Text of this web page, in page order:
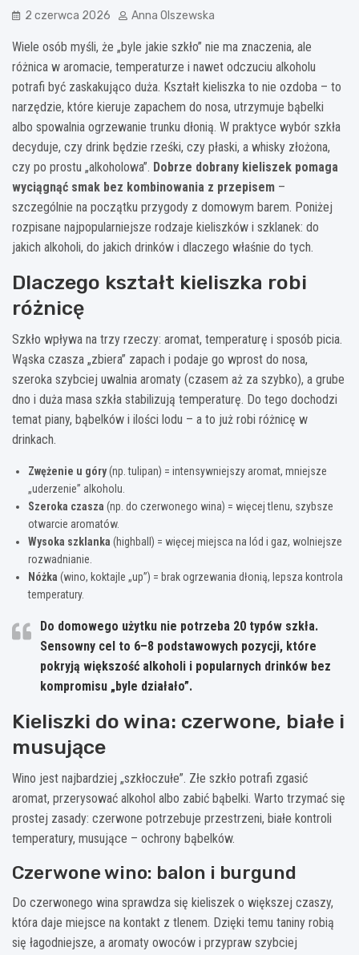
2 czerwca 2026 Anna Olszewska
Wiele osób myśli, że „byle jakie szkło” nie ma znaczenia, ale
różnica w aromacie, temperaturze i nawet odczuciu alkoholu
potrafi być zaskakująco duża. Kształt kieliszka to nie ozdoba – to
narzędzie, które kieruje zapachem do nosa, utrzymuje bąbelki
albo spowalnia ogrzewanie trunku dłonią. W praktyce wybór szkła
decyduje, czy drink będzie rześki, czy płaski, a whisky złożona,
czy po prostu „alkoholowa”. Dobrze dobrany kieliszek pomaga
wyciągnąć smak bez kombinowania z przepisem –
szczególnie na początku przygody z domowym barem. Poniżej
rozpisane najpopularniejsze rodzaje kieliszków i szklanek: do
jakich alkoholi, do jakich drinków i dlaczego właśnie do tych.
Dlaczego kształt kieliszka robi
różnicę
Szkło wpływa na trzy rzeczy: aromat, temperaturę i sposób picia.
Wąska czasza „zbiera” zapach i podaje go wprost do nosa,
szeroka szybciej uwalnia aromaty (czasem aż za szybko), a grube
dno i duża masa szkła stabilizują temperaturę. Do tego dochodzi
temat piany, bąbelków i ilości lodu – a to już robi różnicę w
drinkach.
Zwężenie u góry(np. tulipan) = intensywniejszy aromat, mniejsze
„uderzenie” alkoholu.
Szeroka czasza (np. do czerwonego wina) = więcej tlenu, szybsze
otwarcie aromatów.
Wysoka szklanka (highball) = więcej miejsca na lód i gaz, wolniejsze
rozwadnianie.
Nóżka (wino, koktajle „up”) = brak ogrzewania dłonią, lepsza kontrola
temperatury.
Do domowego użytku nie potrzeba 20 typów szkła.
Sensowny cel to 6–8 podstawowych pozycji, które
pokryją większość alkoholi i popularnych drinków bez
kompromisu „byle działało”.
Kieliszki do wina: czerwone, białe i
musujące
Wino jest najbardziej „szkłoczułe”. Złe szkło potrafi zgasić
aromat, przerysować alkohol albo zabić bąbelki. Warto trzymać się
prostej zasady: czerwone potrzebuje przestrzeni, białe kontroli
temperatury, musujące – ochrony bąbelków.
Czerwone wino: balon i burgund
Do czerwonego wina sprawdza się kieliszek o większej czaszy,
która daje miejsce na kontakt z tlenem. Dzięki temu taniny robią
się łagodniejsze, a aromaty owoców i przypraw szybciej